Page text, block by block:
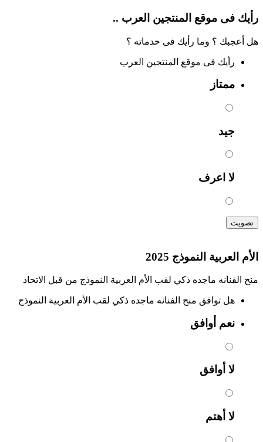
رأيك فى موقع المنتجين العرب ..
هل أعجبك ؟ وما رأيك فى خدماته ؟
رأيك فى موقع المنتجين العرب
ممتاز
جيد
لا اعرف
تصويت
الأم العربية النموذج 2025
منح الفنانه ماجده ذكي لقب الأم العربية النموذج من قبل الاتحاد
هل توافق منح الفنانه ماجده ذكي لقب الأم العربية النموذج
نعم أوافق
لا أوافق
لا أهتم